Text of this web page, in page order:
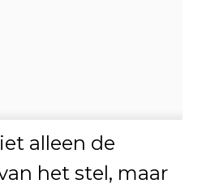
alleen de
het stel, maar